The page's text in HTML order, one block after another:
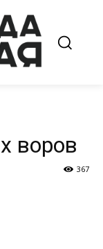
воров
367